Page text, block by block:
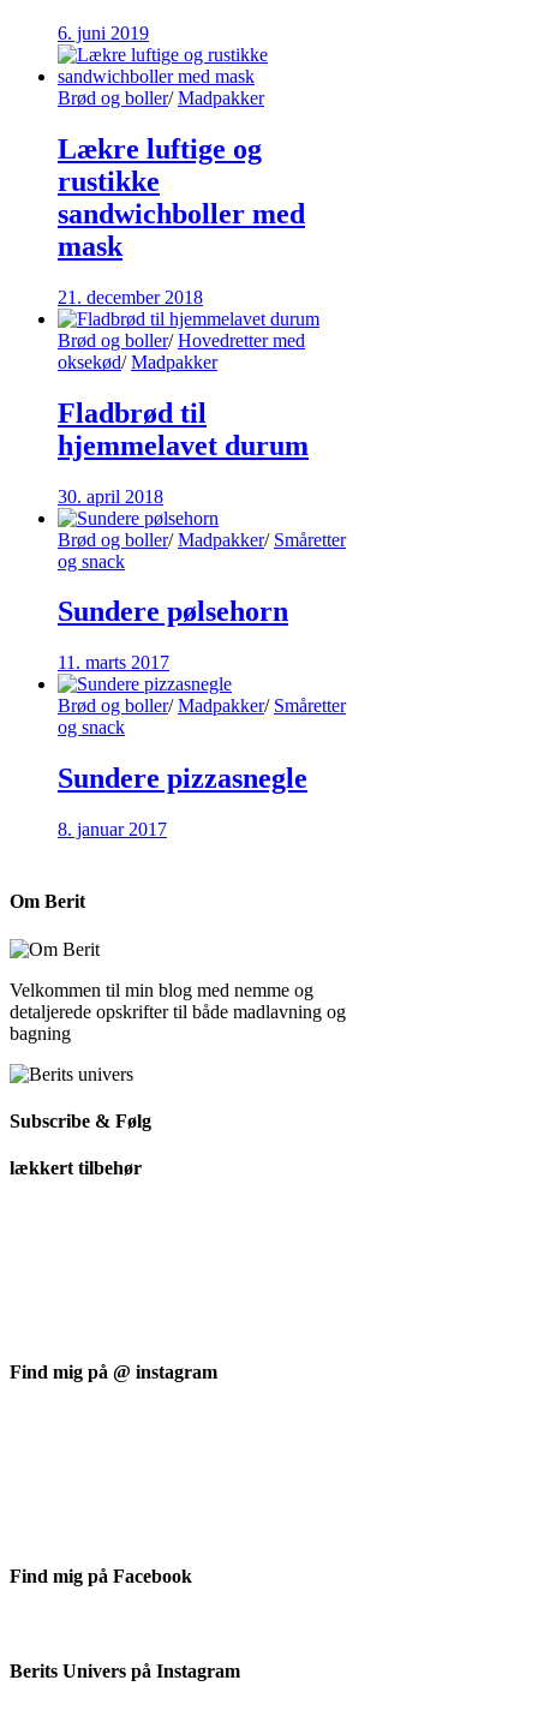
6. juni 2019
Brød og boller/ Madpakker
Lækre luftige og
rustikke
sandwichboller med
mask
21. december 2018
Brød og boller/ Hovedretter med
oksekød/ Madpakker
Fladbrød til
hjemmelavet durum
30. april 2018
Brød og boller/ Madpakker/ Småretter
og snack
Sundere pølsehorn
11. marts 2017
Brød og boller/ Madpakker/ Småretter
og snack
Sundere pizzasnegle
8. januar 2017
Om Berit
Velkommen til min blog med nemme og
detaljerede opskrifter til både madlavning og
bagning
Subscribe & Følg
lækkert tilbehør
Find mig på @ instagram
Find mig på Facebook
Berits Univers på Instagram